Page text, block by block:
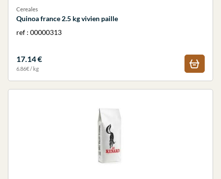
Cereales
Quinoa france 2.5 kg vivien paille
ref : 00000313
17.14 €
6.86€ / kg